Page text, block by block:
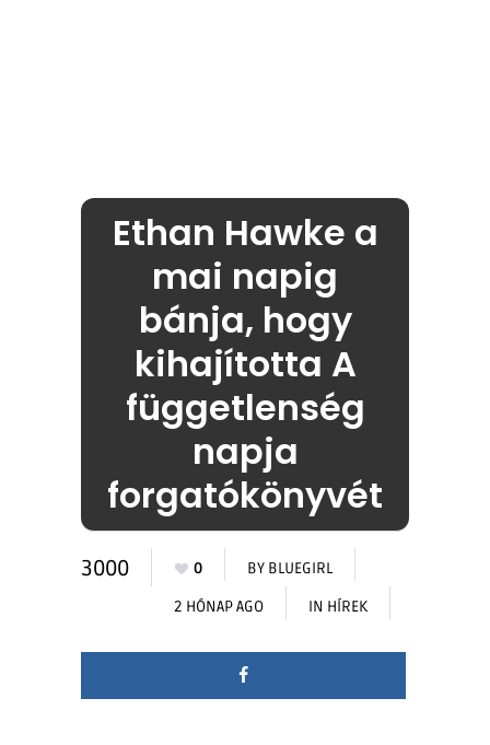
Ethan Hawke a
mai napig
bánja, hogy
kihajította A
függetlenség
napja
forgatókönyvét
3000 0 BY BLUEGIRL
2 HÓNAP AGO IN HÍREK